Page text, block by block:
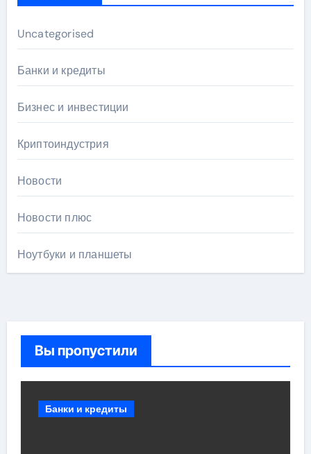
Uncategorised
Банки и кредиты
Бизнес и инвестиции
Криптоиндустрия
Новости
Новости плюс
Ноутбуки и планшеты
Вы пропустили
Банки и кредиты